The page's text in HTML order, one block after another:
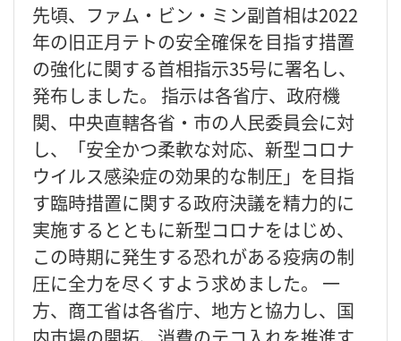
先頃、ファム・ビン・ミン副首相は2022
年の旧正月テトの安全確保を目指す措置
の強化に関する首相指示35号に署名し、
発布しました。 指示は各省庁、政府機
関、中央直轄各省・市の人民委員会に対
し、「安全かつ柔軟な対応、新型コロナ
ウイルス感染症の効果的な制圧」を目指
す臨時措置に関する政府決議を精力的に
実施するとともに新型コロナをはじめ、
この時期に発生する恐れがある疫病の制
圧に全力を尽くすよう求めました。 一
方、商工省は各省庁、地方と協力し、国